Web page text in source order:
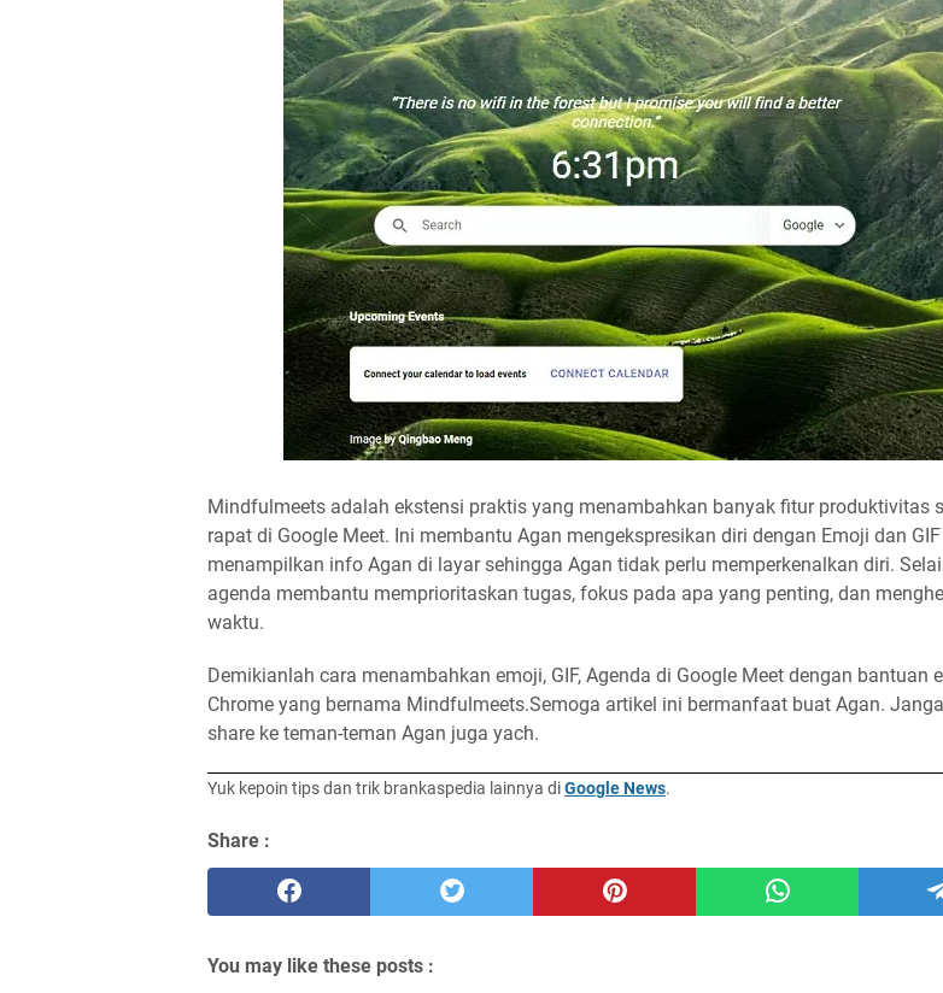
Mindfulmeets adalah ekstensi praktis yang menambahkan banyak fitur produktivitas
rapat di Google Meet. Ini membantu Agan mengekspresikan diri dengan Emoji dan
menampilkan info Agan di layar sehingga Agan tidak perlu memperkenalkan diri.
agenda membantu memprioritaskan tugas, fokus pada apa yang penting, dan
waktu.
Demikianlah cara menambahkan emoji, GIF, Agenda di Google Meet dengan bantuan
Chrome yang bernama Mindfulmeets.Semoga artikel ini bermanfaat buat Agan.
share ke teman-teman Agan juga yach.
Yuk kepoin tips dan trik brankaspedia lainnya diGoogle News.
Share :
You may like these posts :